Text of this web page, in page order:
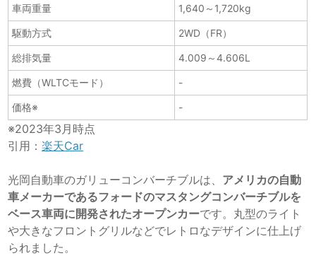
車両重量 1,640～1,720kg
駆動方式 2WD（FR）
総排気量 4.009～4.606L
燃費（WLTCモード） -
価格※ -
※2023年3月時点
引用：楽天Car
光岡自動車のガリューコンバーチブルは、 アメリカの自動
車メーカーであるフォードのマスタングコンバーチブルを
ベース車両に開発されたオープンカーです。丸型のライト
や大きなフロントグリルなどでレトロなデザインに仕上げ
られました。